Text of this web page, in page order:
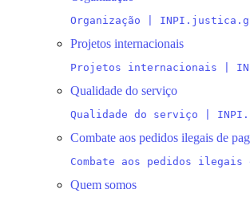
Organização |
Projetos internacionais
Projetos internacionais |
Qualidade do serviço
Qualidade do serviço |
Combate aos pedidos ilegais de
Combate aos pedidos
Quem somos